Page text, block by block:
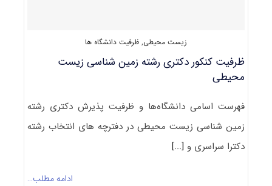
زیست محیطی, ظرفیت دانشگاه ها
ظرفیت کنکور دکتری رشته زمین شناسی زیست
محیطی
فهرست اسامی دانشگاه‌ها و ظرفیت پذیرش دکتری رشته
زمین شناسی زیست محیطی در دفترچه های انتخاب رشته
دکترا سراسری و [...]
ادامه مطلب…